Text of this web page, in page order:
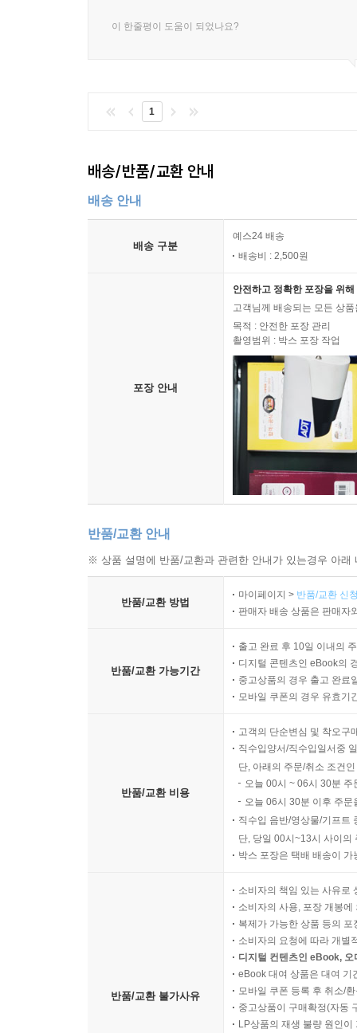
주의와 에너지를 다른 곳으로 돌리기 때문이다.
만드는 것이다. 소비시장은 더는 가치가 없는
그러한 만남을 위해서는 지역적인 ‘풀뿌리’ 예술
목표가 아직도 중요한 의미를 지닌다면, 그것은 ‘
장애물을 하나씩 제거하는 사회를 의미해야 한다
‘liquid modern’의 올바른 번역어는?
바우만은 오늘날의 문화를 ‘유동하는 현대 세계
근대’로 옮기는 몇몇 기존 번역서들의 관례를
개념으로 쓰이는 ‘liquid’는 ‘고체’와 대비되는 ‘
더해주므로 문제될 것이 없어 보인다. 그러나
이것은 ‘모더니즘modernism’이라는 용어가 20
지칭하기 때문에 생기는 혼란이 아닌가 생각한다.
모습이 극적으로 변하던 시기의 사람들이 자신들
바우만의 ‘모던’이 근대를 가리키는 경우도 분
‘현대성’임을 분명히 말해준다. ‘근대’라는 역어
국면에서는 세상이 유동적liquid이지 않고 견고
없다. ‘근대近代’라는 말이 바우만의 의도대로 ‘
책에서는 ‘liquid modern’을 ‘유동하는 현대’로 번역
이 한줄평이 도움이 되었나요?
1
배송/반품/교환 안내
배송 안내
배송 구분
예스24 배송
배송비 : 2,500원
포장 안내
안전하고 정확한 포장을 위
고객님께 배송되는 모든 상
목적 : 안전한 포장 관리
촬영범위 : 박스 포장 작업
반품/교환 안내
※ 상품 설명에 반품/교환과 관련한 안내가 있는경우 아
반품/교환 방법
마이페이지 > 반품/교환 신
판매자 배송 상품은 판매자
반품/교환 가능기간
출고 완료 후 10일 이내의
디지털 콘텐츠인 eBook의
중고상품의 경우 출고 완료
모바일 쿠폰의 경우 유효기
반품/교환 비용
고객의 단순변심 및 착오구
직수입양서/직수입일서중
단, 아래의 주문/취소 조건
오늘 00시 ~ 06시 30분
오늘 06시 30분 이후 주
직수입 음반/영상물/기프트
단, 당일 00시~13시 사이의
박스 포장은 택배 배송이
반품/교환 불가사유
소비자의 책임 있는 사유로
소비자의 사용, 포장 개봉
복제가 가능한 상품 등의
소비자의 요청에 따라 개별
디지털 컨텐츠인 eBook,
eBook 대여 상품은 대여 기
모바일 쿠폰 등록 후 취소/
중고상품이 구매확정(자동
LP상품의 재생 불량 원인